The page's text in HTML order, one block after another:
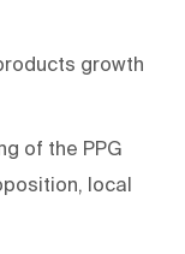
growth
of the PPG
local